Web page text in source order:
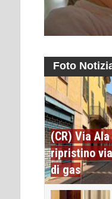
Foto
(CR) Via
ripristino
di gas